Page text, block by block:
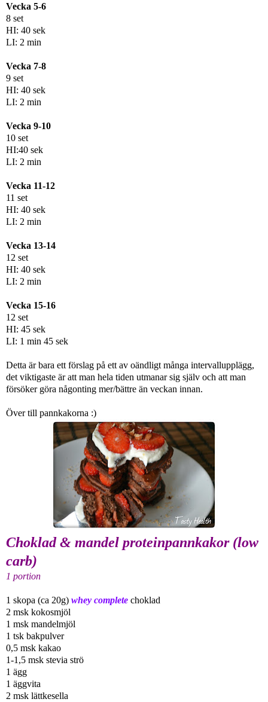
Vecka 5-6
8 set
HI: 40 sek
LI: 2 min
Vecka 7-8
9 set
HI: 40 sek
LI: 2 min
Vecka 9-10
10 set
HI:40 sek
LI: 2 min
Vecka 11-12
11 set
HI: 40 sek
LI: 2 min
Vecka 13-14
12 set
HI: 40 sek
LI: 2 min
Vecka 15-16
12 set
HI: 45 sek
LI: 1 min 45 sek
Detta är bara ett förslag på ett av oändligt många intervallupplägg,
det viktigaste är att man hela tiden utmanar sig själv och att man
försöker göra någonting mer/bättre än veckan innan.
Över till pannkakorna :)
Choklad & mandel proteinpannkakor (low
carb)
1 portion
1 skopa (ca 20g) whey complete choklad
2 msk kokosmjöl
1 msk mandelmjöl
1 tsk bakpulver
0,5 msk kakao
1-1,5 msk stevia strö
1 ägg
1 äggvita
2 msk lättkesella